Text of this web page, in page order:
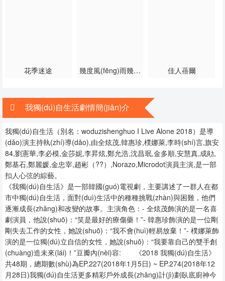
20240112 20240119 20240126
20240223 20240301
20240315 20240322 20240329
20240405 20240412 20240419
20240426
20240517 20240524 20240531
20240607 20240614 20240621
20240628 20240705 20240712
20240719 20240726 20240809
花季迷途
幾度風(fēng)雨幾度
佳人蓓爾
我獨(dú)自生活劇情簡(jiǎn)介
我獨(dú)自生活（別名：woduzishenghuo I Live Alone 2018）是導
(dǎo)演主持執(zhí)導(dǎo),由全炫茂,韓惠珍,樸娜萊,李時(shí)言,旗安
84,劉憲華,李必模,金莎妮,李昇炫,鄭允浩,沈昌珉,金多順,安慧真,成勛,
鄭基石,鄭麗媛,金忠宰,趙彬（??）,Norazo,Microdot演員主演,是一部
扣人心弦的綜藝。
《我獨(dú)自生活》是一部韓國(guó)電視劇，主要講述了一群人在都
市中獨(dú)自生活，面對(duì)生活中的種種挑戰(zhàn)與困難，他們
逐漸成長(zhǎng)和改變的故事。主演角色：- 全炫茂飾演的是一名喜
劇演員，他說(shuō)：“笑是最好的療傷藥！”- 韓惠珍飾演的是一位剛
剛失去工作的女性，她說(shuō)：“我不會(huì)輕易放棄！”- 樸娜萊飾
演的是一位獨(dú)立自信的女性，她說(shuō)：“我要靠自己的雙手創
(chuàng)造未來(lái)！”豆瓣內(nèi)容: 《2018 我獨(dú)自生活》
共48期，總期數(shù)為EP.227(2018年1月5日) ~ EP.274(2018年12
月28日)我獨(dú)自生活更多精彩戶外成長(zhǎng)計(jì)劃臥底廚神今